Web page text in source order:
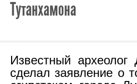
Тутанхамона
Известный
сделал заявление о